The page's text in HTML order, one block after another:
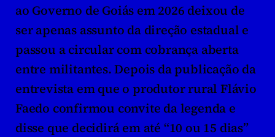
ao Governo de Goiás em 2026 deixou de
ser apenas assunto da direção estadual e
passou a circular com cobrança aberta
entre militantes. Depois da publicação da
entrevista em que o produtor rural Flávio
Faedo confirmou convite da legenda e
disse que decidirá em até “10 ou 15 dias”